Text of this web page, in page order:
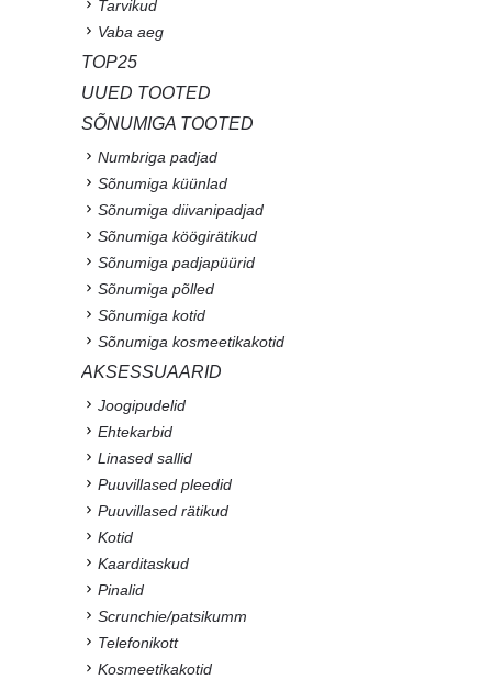
Tarvikud
Vaba aeg
TOP25
UUED TOOTED
SÕNUMIGA TOOTED
Numbriga padjad
Sõnumiga küünlad
Sõnumiga diivanipadjad
Sõnumiga köögirätikud
Sõnumiga padjapüürid
Sõnumiga põlled
Sõnumiga kotid
Sõnumiga kosmeetikakotid
AKSESSUAARID
Joogipudelid
Ehtekarbid
Linased sallid
Puuvillased pleedid
Puuvillased rätikud
Kotid
Kaarditaskud
Pinalid
Scrunchie/patsikumm
Telefonikott
Kosmeetikakotid